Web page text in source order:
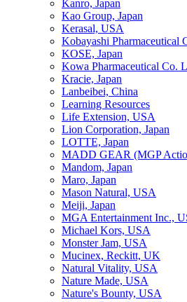
Kanro, Japan
Kao Group, Japan
Kerasal, USA
Kobayashi Pharmaceutical
KOSE, Japan
Kowa Pharmaceutical Co.
Kracie, Japan
Lanbeibei, China
Learning Resources
Life Extension, USA
Lion Corporation, Japan
LOTTE, Japan
MADD GEAR (MGP
Mandom, Japan
Maro, Japan
Mason Natural, USA
Meiji, Japan
MGA Entertainment Inc.,
Michael Kors, USA
Monster Jam, USA
Mucinex, Reckitt, UK
Natural Vitality, USA
Nature Made, USA
Nature's Bounty, USA